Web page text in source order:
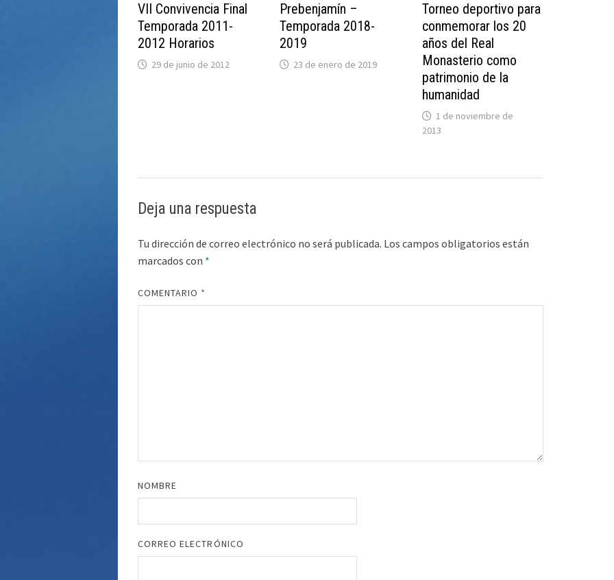
VII Convivencia Final
Temporada 2011-
2012 Horarios
29 de junio de 2012
Prebenjamín –
Temporada 2018-
2019
23 de enero de 2019
Torneo deportivo para
conmemorar los 20
años del Real
Monasterio como
patrimonio de la
humanidad
1 de noviembre de
2013
Deja una respuesta
Tu dirección de correo electrónico no será publicada. Los campos obligatorios están
marcados con *
COMENTARIO *
NOMBRE
CORREO ELECTRÓNICO